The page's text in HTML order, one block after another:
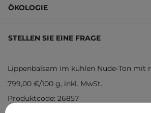
ÖKOLOGIE
STELLEN SIE EINE FRAGE
Lippenbalsam im kühlen Nude-Ton mit
799,00 €/100 g, inkl. MwSt.
Produktcode: 26857